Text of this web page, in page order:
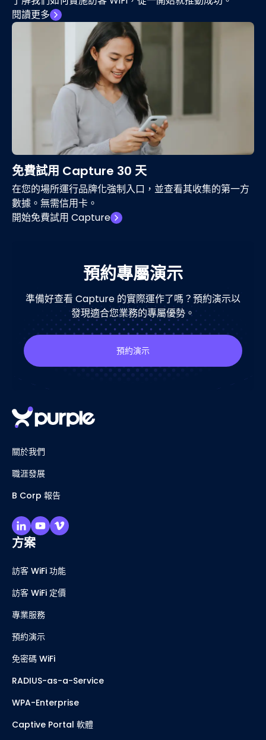
閱讀更多
免費試用 Capture 30 天
在您的場所運行品牌化強制入口，並查看其收集的第一方
數據。無需信用卡。
開始免費試用 Capture
預約專屬演示
準備好查看 Capture 的實際運作了嗎？預約演示以
發現適合您業務的專屬優勢。
預約演示
關於我們
職涯發展
B Corp 報告
方案
訪客 WiFi 功能
訪客 WiFi 定價
專業服務
預約演示
免密碼 WiFi
RADIUS-as-a-Service
WPA-Enterprise
Captive Portal 軟體